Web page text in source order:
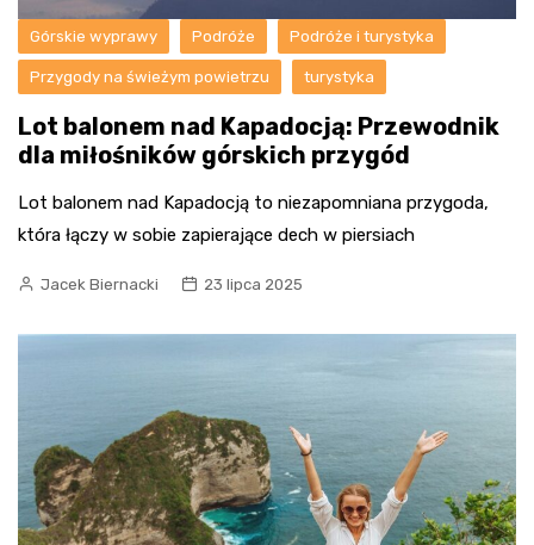
Górskie wyprawy Podróże Podróże i turystyka
Przygody na świeżym powietrzu turystyka
Lot balonem nad Kapadocją: Przewodnik
dla miłośników górskich przygód
Lot balonem nad Kapadocją to niezapomniana przygoda,
która łączy w sobie zapierające dech w piersiach
Jacek Biernacki 23 lipca 2025